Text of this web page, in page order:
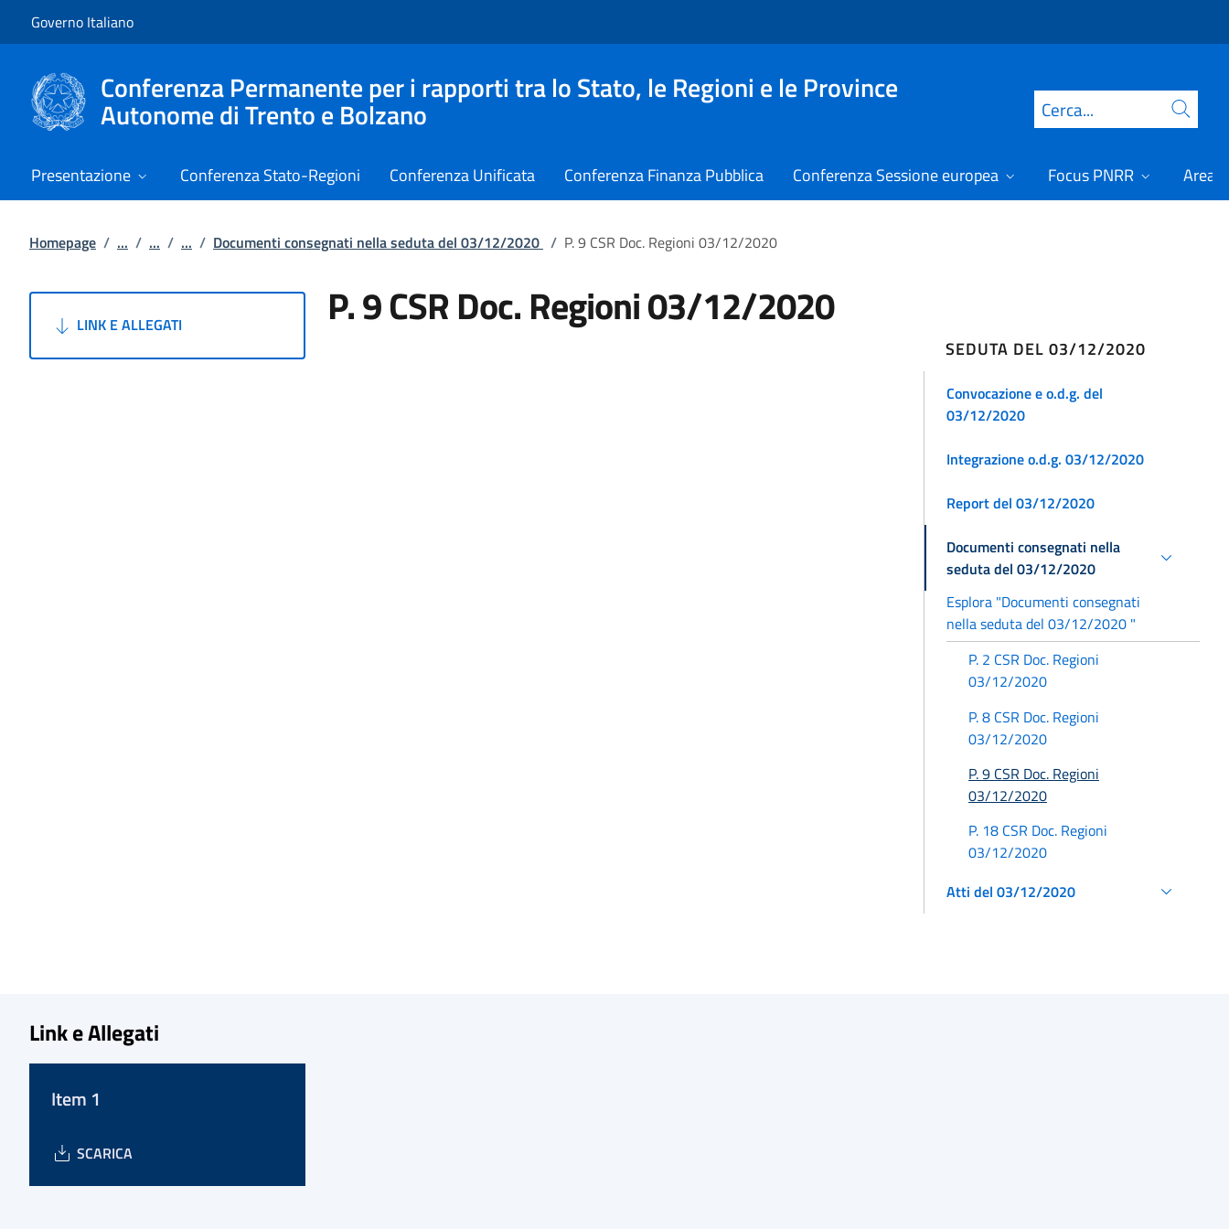
Governo Italiano
Conferenza Permanente per i rapporti tra lo Stato, le Regioni e le Province
Autonome di Trento e Bolzano Cerca
Presentazione Conferenza Stato-Regioni Conferenza Unificata Conferenza Finanza Pubblica Conferenza Sessione europea Focus PNRR Area
Homepage / ... / ... / ... / Documenti consegnati nella seduta del 03/12/2020 / P. 9 CSR Doc. Regioni 03/12/2020
LINK E ALLEGATI P. 9 CSR Doc. Regioni 03/12/2020
SEDUTA DEL 03/12/2020
Convocazione e o.d.g. del
03/12/2020
Integrazione o.d.g. 03/12/2020
Report del 03/12/2020
Documenti consegnati nella
seduta del 03/12/2020
Esplora "Documenti consegnati
nella seduta del 03/12/2020 "
P. 2 CSR Doc. Regioni
03/12/2020
P. 8 CSR Doc. Regioni
03/12/2020
P. 9 CSR Doc. Regioni
03/12/2020
P. 18 CSR Doc. Regioni
03/12/2020
Atti del 03/12/2020
Link e Allegati
Item 1
SCARICA